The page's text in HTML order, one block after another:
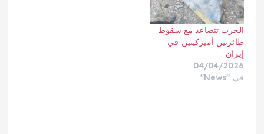
الحرب تتصاعد مع سقوط
طائرتين أميركيتين في
إيران
04/04/2026
في "News"